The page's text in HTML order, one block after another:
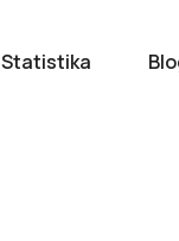
Statistika